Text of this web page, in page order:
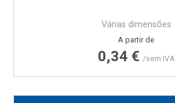
Várias dimensões
Preço
A partir de
0,34 € /sem IVA